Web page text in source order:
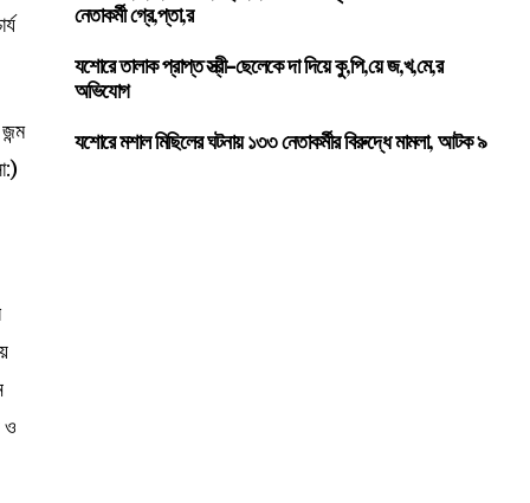
ও
নেতাকর্মী গ্রে,প্তা,র
যশোরে তালাক প্রাপ্ত স্ত্রী-ছেলেকে দা দিয়ে কু,পি,য়ে জ,খ,মে,র
অভিযোগ
যশোরে মশাল মিছিলের ঘটনায় ১৩৩ নেতাকর্মীর বিরুদ্ধে মামলা, আটক ৯